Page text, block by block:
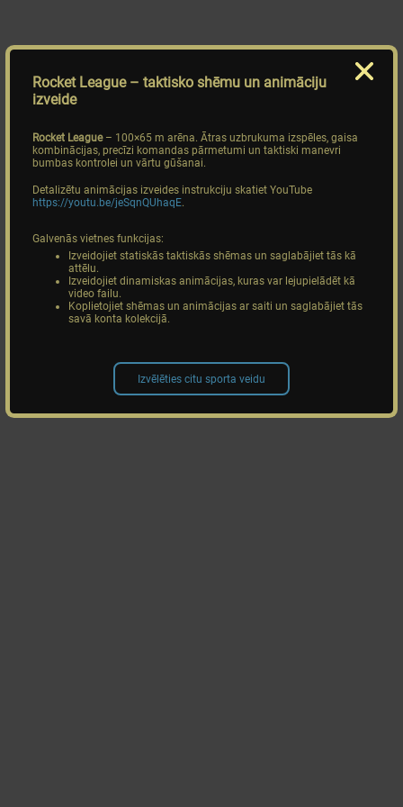
Rocket League– taktisko shēmu un animāciju
izveide
Rocket League– 100×65 m arēna. Ātras uzbrukuma izspēles, gaisa
kombinācijas, precīzi komandas pārmetumi un taktiski manevri
bumbas kontrolei un vārtu gūšanai.
Detalizētu animācijas izveides instrukciju skatiet YouTube
https://youtu.be/jeSqnQUhaqE.
Galvenās vietnes funkcijas:
Izveidojiet statiskās taktiskās shēmas un saglabājiet tās kā
attēlu.
Izveidojiet dinamiskas animācijas, kuras var lejupielādēt kā
video failu.
Koplietojiet shēmas un animācijas ar saiti un saglabājiet tās
savā konta kolekcijā.
Izvēlēties citu sporta veidu